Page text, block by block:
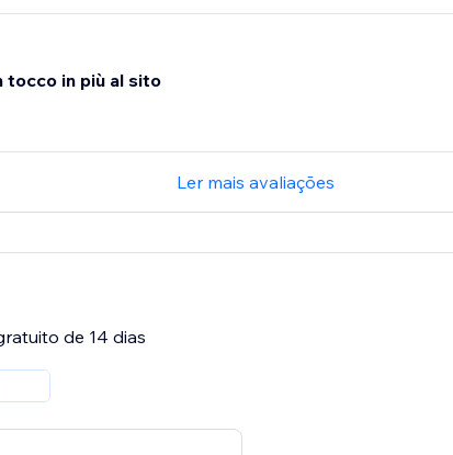
tocco in più al sito
Ler mais avaliações
de 14 dias